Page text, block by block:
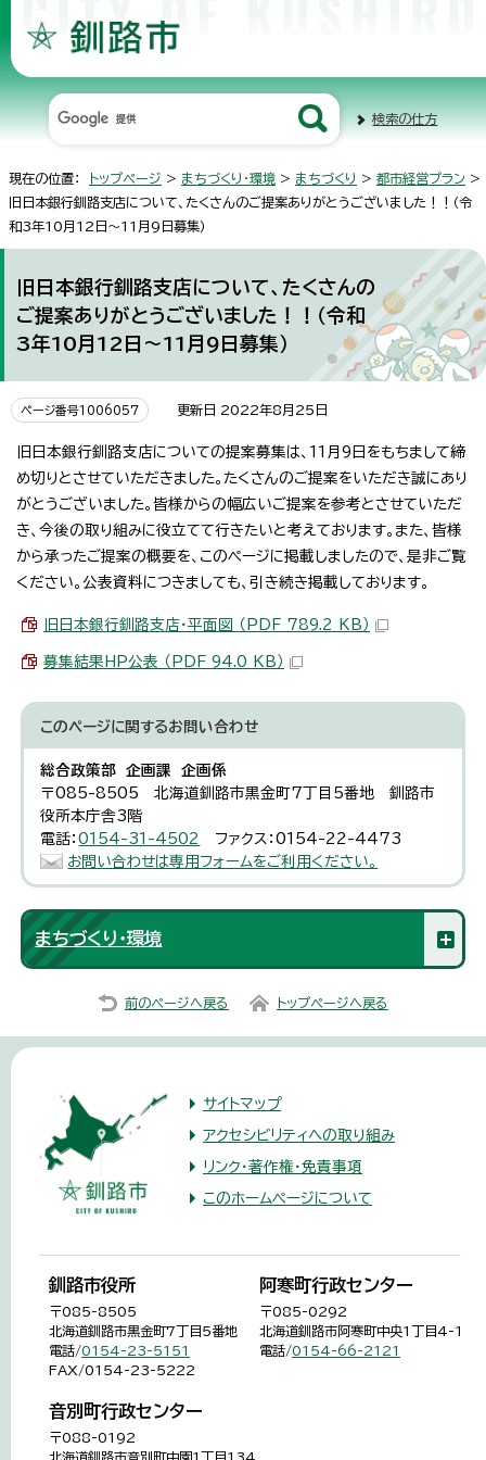
検索の仕方
現在の位置： トップページ > まちづくり・環境 > まちづくり > 都市経営プラン >
旧日本銀行釧路支店について、たくさんのご提案ありがとうございました！！（令
和3年10月12日～11月9日募集）
旧日本銀行釧路支店について、たくさんの
ご提案ありがとうございました！！（令和
3年10月12日～11月9日募集）
ページ番号1006057 更新日 2022年8月25日
旧日本銀行釧路支店についての提案募集は、11月9日をもちまして締
め切りとさせていただきました。たくさんのご提案をいただき誠にあり
がとうございました。皆様からの幅広いご提案を参考とさせていただ
き、今後の取り組みに役立てて行きたいと考えております。また、皆様
から承ったご提案の概要を、このページに掲載しましたので、是非ご覧
ください。公表資料につきましても、引き続き掲載しております。
旧日本銀行釧路支店・平面図 （PDF 789.2 KB）
募集結果HP公表 （PDF 94.0 KB）
このページに関するお問い合わせ
総合政策部 企画課 企画係
〒085-8505 北海道釧路市黒金町7丁目5番地 釧路市
役所本庁舎3階
電話：0154-31-4502
ファクス：0154-22-4473
お問い合わせは専用フォームをご利用ください。
まちづくり・環境
前のページへ戻る トップページへ戻る
サイトマップ
アクセシビリティへの取り組み
リンク・著作権・免責事項
このホームページについて
釧路市役所
〒085-8505
北海道釧路市黒金町7丁目5番地
電話/0154-23-5151
FAX/0154-23-5222
阿寒町行政センター
〒085-0292
北海道釧路市阿寒町中央1丁目4-1
電話/0154-66-2121
音別町行政センター
〒088-0192
北海道釧路市音別町中園1丁目134